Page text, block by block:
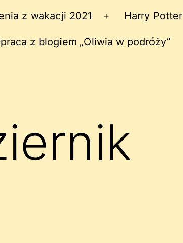
z wakacji 2021
Rozwiń
menu
Harry Potter
z blogiem „Oliwia w podróży”